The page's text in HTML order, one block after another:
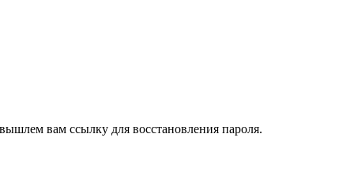
вам ссылку для восстановления пароля.